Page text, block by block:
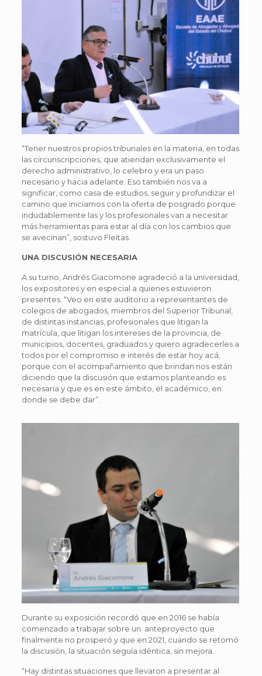
“Tener nuestros propios tribunales en la materia, en todas
las circunscripciones, que atiendan exclusivamente el
derecho administrativo, lo celebro y era un paso
necesario y hacia adelante. Eso también nos va a
significar, como casa de estudios, seguir y profundizar el
camino que iniciamos con la oferta de posgrado porque
indudablemente las y los profesionales van a necesitar
más herramientas para estar al día con los cambios que
se avecinan”, sostuvo Fleitas.
UNA DISCUSIÓN NECESARIA
A su turno, Andrés Giacomone agradeció a la universidad,
los expositores y en especial a quienes estuvieron
presentes. “Veo en este auditorio a representantes de
colegios de abogados, miembros del Superior Tribunal,
de distintas instancias, profesionales que litigan la
matrícula, que litigan los intereses de la provincia, de
municipios, docentes, graduados y quiero agradecerles a
todos por el compromiso e interés de estar hoy acá,
porque con el acompañamiento que brindan nos están
diciendo que la discusión que estamos planteando es
necesaria y que es en este ámbito, el académico, en
donde se debe dar”.
Durante su exposición recordó que en 2016 se había
comenzado a trabajar sobre un anteproyecto que
finalmente no prosperó y que en 2021, cuando se retomó
la discusión, la situación seguía idéntica, sin mejora.
“Hay distintas situaciones que llevaron a presentar al